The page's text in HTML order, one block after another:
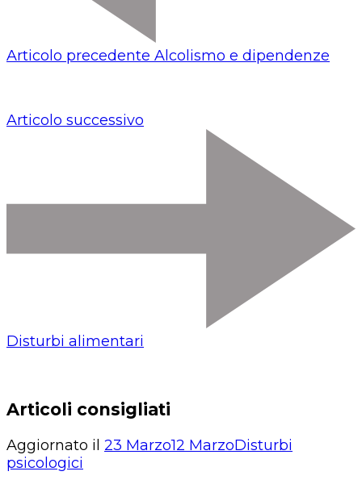
Articolo precedente Alcolismo e dipendenze
Articolo successivo
Disturbi alimentari
Articoli consigliati
Aggiornato il 23 Marzo12 MarzoDisturbi
psicologici